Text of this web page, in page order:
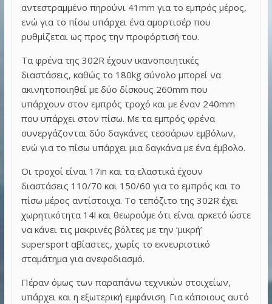
αντεστραμμένο πηρούνι 41mm για το εμπρός μέρος,
ενώ για το πίσω υπάρχει ένα αμορτισέρ που
ρυθμίζεται ως προς την προφόρτισή του.
Τα φρένα της 302R έχουν ικανοποιητικές
διαστάσεις, καθώς το 180kg σύνολο μπορεί να
ακινητοποιηθεί με δύο δίσκους 260mm που
υπάρχουν στον εμπρός τροχό και με έναν 240mm
που υπάρχει στον πίσω. Με τα εμπρός φρένα
συνεργάζονται δύο δαγκάνες τεσσάρων εμβόλων,
ενώ για το πίσω υπάρχει μια δαγκάνα με ένα έμβολο.
Οι τροχοί είναι 17in και τα ελαστικά έχουν
διαστάσεις 110/70 και 150/60 για το εμπρός και το
πίσω μέρος αντίστοιχα. Το τεπόζιτο της 302R έχει
χωρητικότητα 14l και θεωρούμε ότι είναι αρκετό ώστε
να κάνει τις μακρινές βόλτες με την ‘μικρή’
supersport αβίαστες, χωρίς το εκνευριστικό
σταμάτημα για ανεφοδιασμό.
Πέραν όμως των παραπάνω τεχνικών στοιχείων,
υπάρχει και η εξωτερική εμφάνιση. Για κάποιους αυτό